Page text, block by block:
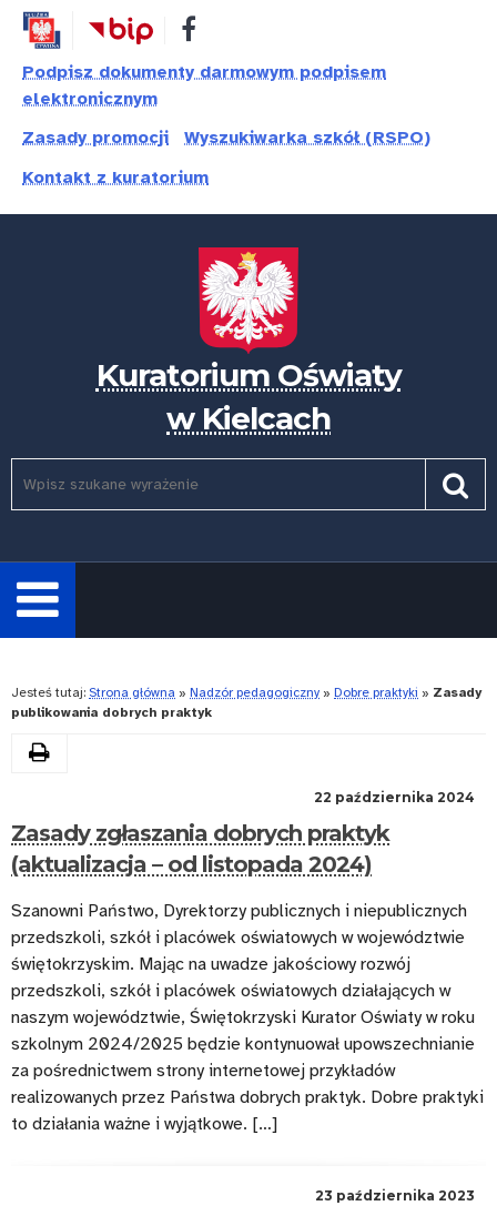
Przejdź
Przejdź
Dostępność
Podpisz dokumenty darmowym podpisem
elektronicznym
Zasady promocji
Wyszukiwarka szkół (RSPO)
Kontakt z kuratorium
Kuratorium Oświaty
w Kielcach
wymagane.
3
znaki.
Rozwiń
Jesteś tutaj: Strona główna » Nadzór pedagogiczny » Dobre praktyki » Zasady
publikowania dobrych praktyk
Drukuj
Zasady
publikowania
dobrych
praktyk
22 października 2024
Zasady zgłaszania dobrych praktyk
(aktualizacja – od listopada 2024)
Szanowni Państwo, Dyrektorzy publicznych i niepublicznych
przedszkoli, szkół i placówek oświatowych w województwie
świętokrzyskim. Mając na uwadze jakościowy rozwój
przedszkoli, szkół i placówek oświatowych działających w
naszym województwie, Świętokrzyski Kurator Oświaty w roku
szkolnym 2024/2025 będzie kontynuował upowszechnianie
za pośrednictwem strony internetowej przykładów
realizowanych przez Państwa dobrych praktyk. Dobre praktyki
to działania ważne i wyjątkowe. […]
23 października 2023